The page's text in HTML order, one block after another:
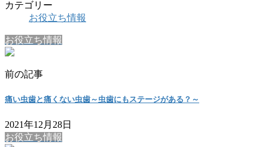
カテゴリー
お役立ち情報
お役立ち情報
前の記事
痛い虫歯と痛くない虫歯～虫歯にもステージがある？～
2021年12月28日
お役立ち情報